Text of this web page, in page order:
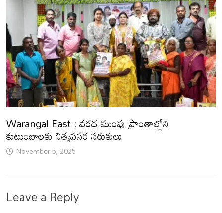
Warangal East : వరద ముంపు ప్రాంతాల్లోని
కుటుంబాలకు నిత్యవసర సరుకులు
November 5, 2025
Leave a Reply